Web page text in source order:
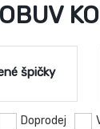
špičky
Doprodej